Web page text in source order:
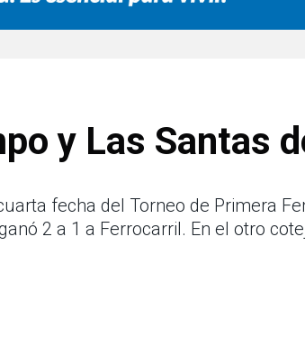
y Las Santas
fecha del Torneo de Primera
2 a 1 a Ferrocarril. En el otro